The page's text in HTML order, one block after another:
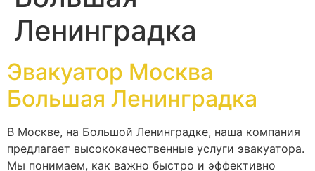
Ленинградка
Эвакуатор Москва
Большая Ленинградка
В Москве, на Большой Ленинградке, наша компания
предлагает высококачественные услуги эвакуатора.
Мы понимаем, как важно быстро и эффективно